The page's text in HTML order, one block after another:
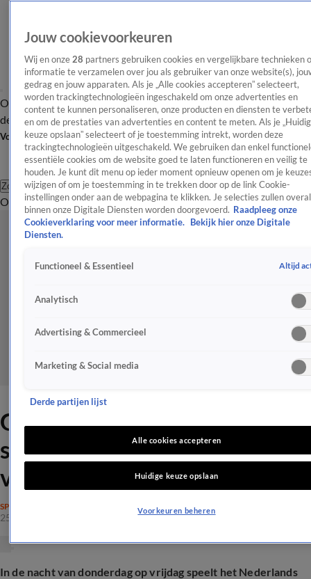
OverzichtAfleveringen Entertainment TV Algemeen
Tip
de redactieNieuwsbrief
Volg Shownieuws
Zoeken
OverzichtEntertainmentSpraakmakendRealityCrimeVideo's
Gordon en Froukje krijgen
slaaptips om ongestoord WK
voetbal te kijken
SPRAAKMAKEND
25 juni 2026, 11:41
In de nacht van donderdag op vrijdag speelt het Nederlands
Jouw cookievoorkeuren
Wij en onze 28 partners gebruiken cookies en vergelijkbare technieken
informatie te verzamelen over jou als gebruiker van onze website(s),
gedrag en jouw apparaten. Als je „Alle cookies accepteren” selecteert,
worden trackingtechnologieën ingeschakeld om onze advertenties en
content te kunnen personaliseren, onze producten en diensten te
en om de prestaties van advertenties en content te meten. Als je
keuze opslaan” selecteert of je toestemming intrekt, worden deze
trackingtechnologieën uitgeschakeld. We gebruiken dan enkel
essentiële cookies om de website goed te laten functioneren en veilig te
houden. Je kunt dit menu op ieder moment opnieuw openen om je
wijzigen of om je toestemming in te trekken door op de link Cookie-
instellingen onder aan de webpagina te klikken. Je selecties zullen overal
binnen onze Digitale Diensten worden doorgevoerd. Raadpleeg onze
Cookieverklaring voor meer informatie.
Bekijk hier onze Digitale
Diensten.
Functioneel & Essentieel Altijd
Analytisch
Advertising & Commercieel
Marketing & Social media
Derde partijen lijst
Alle cookies accepteren
Huidige keuze opslaan
Voorkeuren beheren